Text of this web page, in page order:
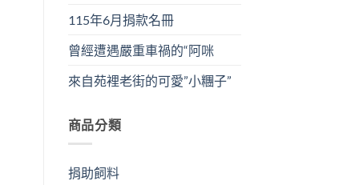
115年6月捐款名冊
曾經遭遇嚴重車禍的“阿咪
來自苑裡老街的可愛”小糰子”
商品分類
捐助飼料